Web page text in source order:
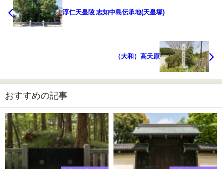
淳仁天皇陵 志知中島伝承地(天皇塚)
（大和）高天原
おすすめの記事